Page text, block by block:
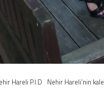
Hareli P.İ.D Nehir Hareli’nin